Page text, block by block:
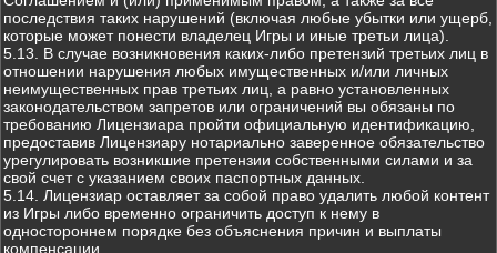
последствия таких нарушений (включая любые убытки или ущерб,
которые может понести владелец Игры и иные третьи лица).
5.13. В случае возникновения каких-либо претензий третьих лиц в
отношении нарушения любых имущественных и/или личных
неимущественных прав третьих лиц, а равно установленных
законодательством запретов или ограничений вы обязаны по
требованию Лицензиара пройти официальную идентификацию,
предоставив Лицензиару нотариально заверенное обязательство
урегулировать возникшие претензии собственными силами и за
свой счет с указанием своих паспортных данных.
5.14. Лицензиар оставляет за собой право удалить любой контент
из Игры либо временно ограничить доступ к нему в
одностороннем порядке без объяснения причин и выплаты
компенсации.